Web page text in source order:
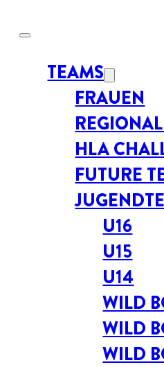
TEAMS
FRAUEN
HLA
FUTURE
U16
U15
U14
WILD
WILD
WILD